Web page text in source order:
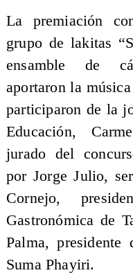
La premiación
grupo de lakitas
ensamble de
aportaron la
participaron de la
Educación,
jurado del
por Jorge Julio,
Cornejo,
Gastronómica de
Palma,
Suma Phayiri.